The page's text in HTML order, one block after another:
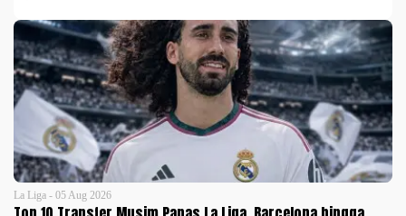
La Liga - 05 Aug 2026